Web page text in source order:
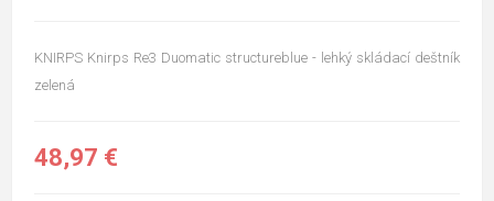
KNIRPS Knirps Re3 Duomatic structureblue - lehký skládací deštník
zelená
48,97 €